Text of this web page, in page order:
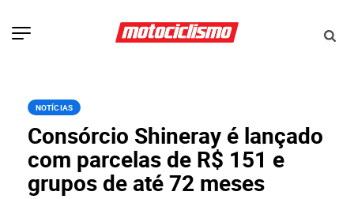
NOTÍCIAS
Consórcio Shineray é lançado
com parcelas de R$ 151 e
grupos de até 72 meses